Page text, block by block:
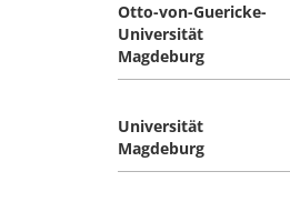
Otto-von-Guericke-
Universität
Magdeburg
Universität
Magdeburg